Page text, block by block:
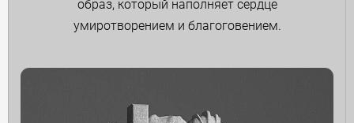
образ, который наполняет сердце
умиротворением и благоговением.